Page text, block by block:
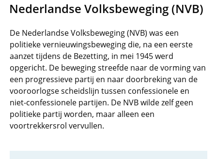
Nederlandse Volksbeweging (NVB)
De Nederlandse Volksbeweging (NVB) was een
politieke vernieuwingsbeweging die, na een eerste
aanzet tijdens de Bezetting, in mei 1945 werd
opgericht. De beweging streefde naar de vorming van
een progressieve partij en naar doorbreking van de
vooroorlogse scheidslijn tussen confessionele en
niet-confessionele partijen. De NVB wilde zelf geen
politieke partij worden, maar alleen een
voortrekkersrol vervullen.